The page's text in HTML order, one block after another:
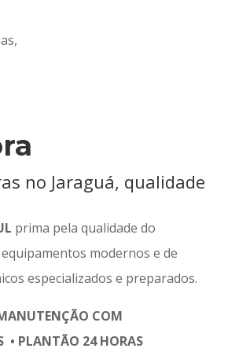
no Jaraguá, qualidade
prima pela qualidade do
modernos e de
especializados e preparados.
COM
• PLANTÃO 24 HORAS